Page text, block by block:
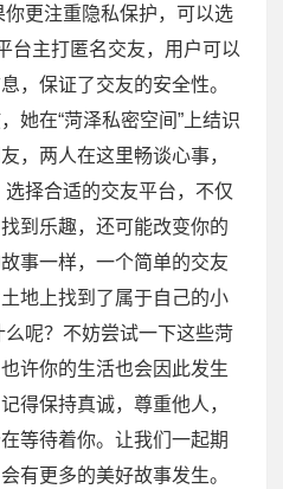
更注重隐私保护，可以选
台主打匿名交友，用户可以
，保证了交友的安全性。
她在“菏泽私密空间”上结识
，两人在这里畅谈心事，
择合适的交友平台，不仅
到乐趣，还可能改变你的
事一样，一个简单的交友
地上找到了属于自己的小
呢？不妨尝试一下这些菏
许你的生活也会因此发生
得保持真诚，尊重他人，
等待着你。让我们一起期
有更多的美好故事发生。